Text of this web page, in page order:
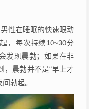
性在睡眠的快速眼动
，每次持续10~30分
发现晨勃；如果在非
，晨勃并不是“早上才
勃起。